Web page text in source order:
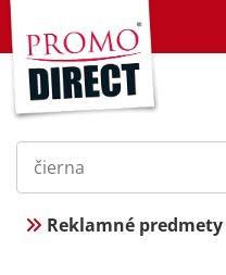
Reklamné predmety